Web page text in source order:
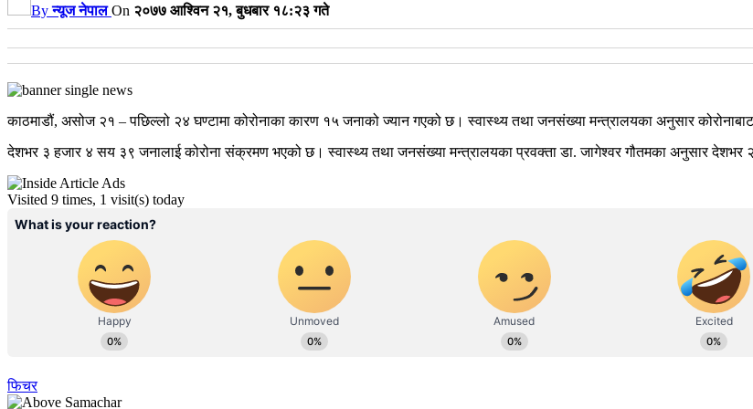
Byन्यूज नेपाल On २०७७ आश्विन २१, बुधबार १८:२३ गते
काठमाडौं, असोज २१ – पछिल्लो २४ घण्टामा कोरोनाका कारण १५ जनाको ज्यान गएको छ। स्वास्थ्य तथा जनसंख्या मन्त्रालयका अनुसार
देशभर ३ हजार ४ सय ३९ जनालाई कोरोना संक्रमण भएको छ। स्वास्थ्य तथा जनसंख्या मन्त्रालयका प्रवक्ता डा. जागेश्वर गौतमका अनुसार देशभर
Visited 9 times, 1 visit(s) today
फिचर